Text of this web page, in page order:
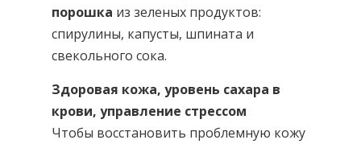
порошка из зеленых продуктов:
спирулины, капусты, шпината и
свекольного сока.
Здоровая кожа, уровень сахара в
крови, управление стрессом
Чтобы восстановить проблемную кожу